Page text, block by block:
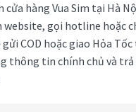
cửa hàng Vua Sim tại Hà
gọi hotline hoặc
gửi COD hoặc giao Hỏa
thông tin chính chủ và trả